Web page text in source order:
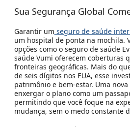
Sua Segurança Global
Garantir um seguro de saúde
um hospital de ponta na mochila.
opções como o seguro de saúde
saúde Vumi oferecem coberturas
fronteiras geográficas. Mais do
de seis dígitos nos EUA, esse
patrimônio e bem-estar. Uma
enxergar o plano como um
permitindo que você foque na
mudança, sem o medo constante